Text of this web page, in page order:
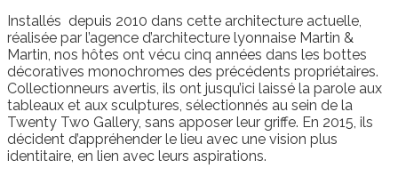
Installés depuis 2010 dans cette architecture actuelle,
réalisée par l’agence d’architecture lyonnaise Martin &
Martin, nos hôtes ont vécu cinq années dans les bottes
décoratives monochromes des précédents propriétaires.
Collectionneurs avertis, ils ont jusqu’ici laissé la parole aux
tableaux et aux sculptures, sélectionnés au sein de la
Twenty Two Gallery, sans apposer leur griffe. En 2015, ils
décident d’appréhender le lieu avec une vision plus
identitaire, en lien avec leurs aspirations.